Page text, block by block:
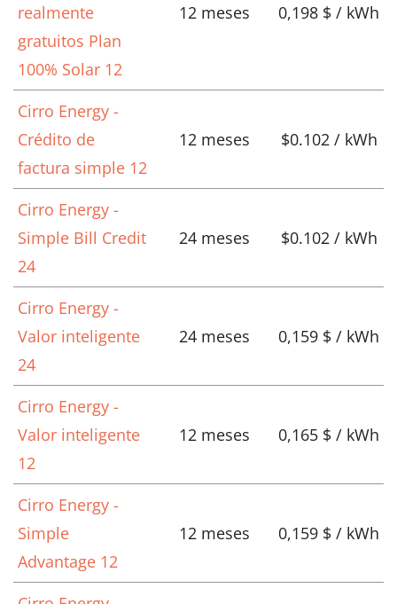
realmente
gratuitos Plan
100% Solar 12
12 meses 0,198 $ / kWh
Cirro Energy -
Crédito de
factura simple 12
12 meses $0.102 / kWh
Cirro Energy -
Simple Bill Credit
24
24 meses $0.102 / kWh
Cirro Energy -
Valor inteligente
24
24 meses 0,159 $ / kWh
Cirro Energy -
Valor inteligente
12
12 meses 0,165 $ / kWh
Cirro Energy -
Simple
Advantage 12
12 meses 0,159 $ / kWh